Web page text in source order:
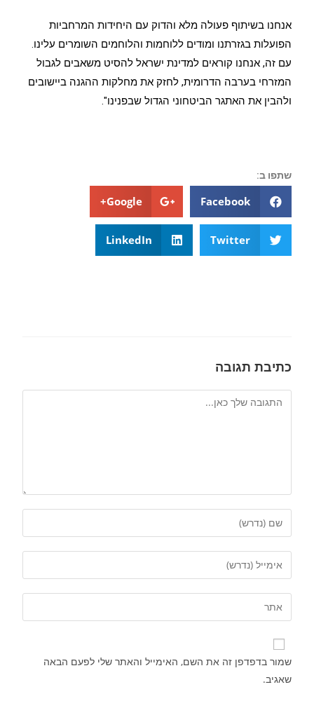
אנחנו בשיתוף פעולה מלא והדוק עם היחידות המרחביות
הפועלות בגזרתנו ומודים ללוחמות והלוחמים השומרים עלינו.
עם זה, אנחנו קוראים למדינת ישראל להסיט משאבים לגבול
המזרחי בערבה הדרומית, לחזק את מחלקות ההגנה ביישובים
ולהבין את האתגר הביטחוני הגדול שבפנינו".
שתפו ב:
Facebook
Google+
Twitter
LinkedIn
כתיבת תגובה
שמור בדפדפן זה את השם, האימייל והאתר שלי לפעם הבאה
שאגיב.